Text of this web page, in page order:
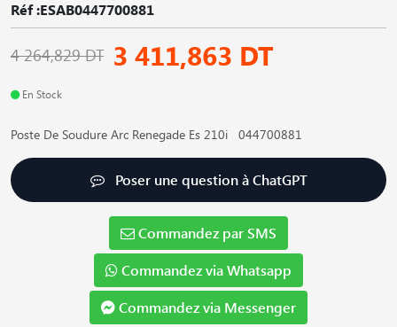
Réf :ESAB0447700881
4 264,829 DT 3 411,863 DT
En Stock
Poste De Soudure Arc Renegade Es 210i 044700881
Poser une question à ChatGPT
Commandez par SMS
Commandez via Whatsapp
Commandez via Messenger